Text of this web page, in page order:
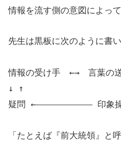
情報を流す側の意図によっ
先生は黒板に次のように書い
情報の受け手 ←→ 言葉の送
↓ ↑
疑問 ←――――――――――― 印象
「たとえば『前大統領』と